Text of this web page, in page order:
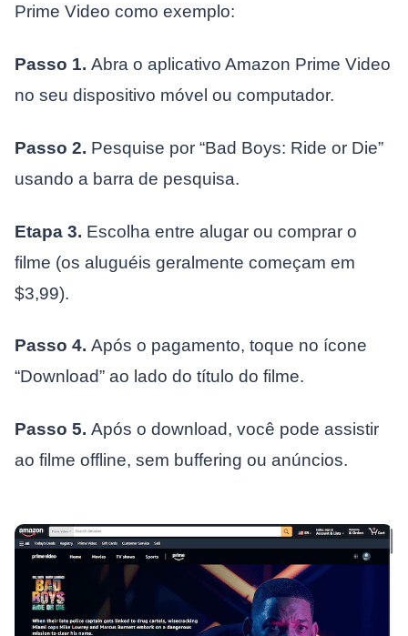
Prime Video como exemplo:
Passo 1. Abra o aplicativo Amazon Prime Video
no seu dispositivo móvel ou computador.
Passo 2. Pesquise por “Bad Boys: Ride or Die”
usando a barra de pesquisa.
Etapa 3. Escolha entre alugar ou comprar o
filme (os aluguéis geralmente começam em
$3,99).
Passo 4. Após o pagamento, toque no ícone
“Download” ao lado do título do filme.
Passo 5. Após o download, você pode assistir
ao filme offline, sem buffering ou anúncios.